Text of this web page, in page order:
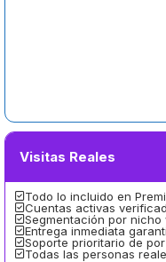
Visitas Reales
Todo lo incluido en
Cuentas activas
Segmentación por nicho
Entrega inmediata
Soporte prioritario de
Todas las personas